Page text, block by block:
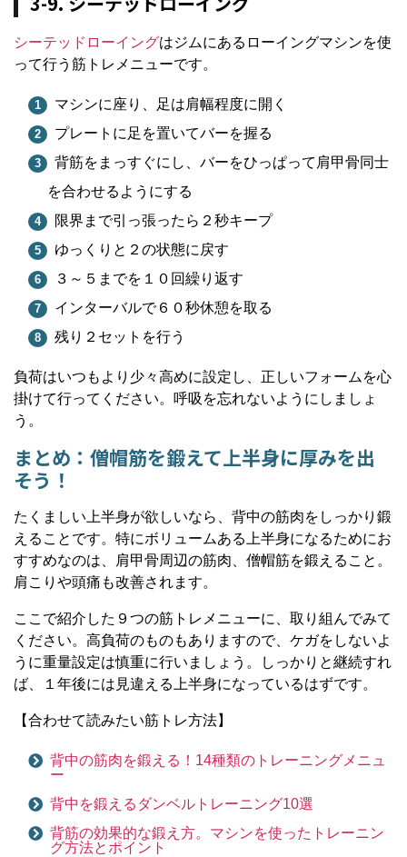
シーテッドローイングはジムにあるローイングマシンを使
って行う筋トレメニューです。
マシンに座り、足は肩幅程度に開く
プレートに足を置いてバーを握る
背筋をまっすぐにし、バーをひっぱって肩甲骨同士
を合わせるようにする
限界まで引っ張ったら２秒キープ
ゆっくりと２の状態に戻す
３～５までを１０回繰り返す
インターバルで６０秒休憩を取る
残り２セットを行う
負荷はいつもより少々高めに設定し、正しいフォームを心
掛けて行ってください。呼吸を忘れないようにしましょ
う。
まとめ：僧帽筋を鍛えて上半身に厚みを出
そう！
たくましい上半身が欲しいなら、背中の筋肉をしっかり鍛
えることです。特にボリュームある上半身になるためにお
すすめなのは、肩甲骨周辺の筋肉、僧帽筋を鍛えること。
肩こりや頭痛も改善されます。
ここで紹介した９つの筋トレメニューに、取り組んでみて
ください。高負荷のものもありますので、ケガをしないよ
うに重量設定は慎重に行いましょう。しっかりと継続すれ
ば、１年後には見違える上半身になっているはずです。
【合わせて読みたい筋トレ方法】
背中の筋肉を鍛える！14種類のトレーニングメニュ
ー
背中を鍛えるダンベルトレーニング10選
背筋の効果的な鍛え方。マシンを使ったトレーニン
グ方法とポイント